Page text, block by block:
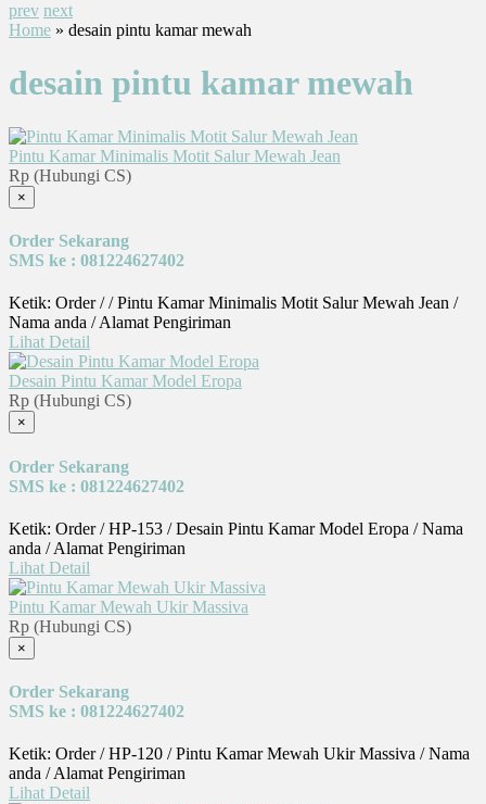
prev next
Home » desain pintu kamar mewah
desain pintu kamar mewah
Pintu Kamar Minimalis Motit Salur Mewah Jean
Rp (Hubungi CS)
×
Order Sekarang
SMS ke : 081224627402
Ketik: Order / / Pintu Kamar Minimalis Motit Salur Mewah Jean /
Nama anda / Alamat Pengiriman
Lihat Detail
Desain Pintu Kamar Model Eropa
Rp (Hubungi CS)
×
Order Sekarang
SMS ke : 081224627402
Ketik: Order / HP-153 / Desain Pintu Kamar Model Eropa / Nama
anda / Alamat Pengiriman
Lihat Detail
Pintu Kamar Mewah Ukir Massiva
Rp (Hubungi CS)
×
Order Sekarang
SMS ke : 081224627402
Ketik: Order / HP-120 / Pintu Kamar Mewah Ukir Massiva / Nama
anda / Alamat Pengiriman
Lihat Detail